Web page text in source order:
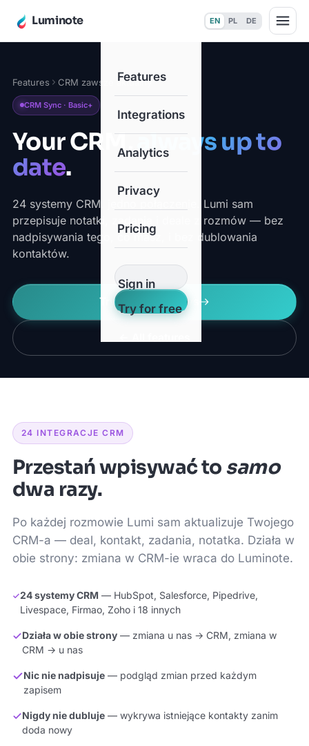
Luminote EN PL DE
Features
Integrations
Analytics
Privacy
Pricing
Sign in
Try for free
Features CRM zawsze aktualny
CRM Sync · Basic+
Your CRM,always up to
date.
24 systemy CRM, jedno połączenie. Lumi sam
przepisuje notatki, zadania i deale z rozmów — bez
nadpisywania tego, co masz, i bez dublowania
kontaktów.
Try free for 14 days
24 INTEGRACJE CRM
Przestań wpisywać to samo
dwa razy.
Po każdej rozmowie Lumi sam aktualizuje Twojego
CRM-a — deal, kontakt, zadania, notatka. Działa w
obie strony: zmiana w CRM-ie wraca do Luminote.
24 systemy CRM — HubSpot, Salesforce, Pipedrive,
Livespace, Firmao, Zoho i 18 innych
Działa w obie strony— zmiana u nas → CRM, zmiana w
CRM → u nas
Nic nie nadpisuje— podgląd zmian przed każdym
zapisem
Nigdy nie dubluje — wykrywa istniejące kontakty zanim
doda nowy